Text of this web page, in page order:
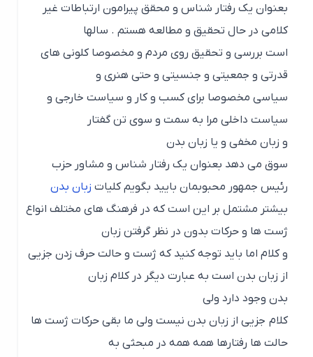
بعنوان یک رفتار شناس و محقق پیرامون ارتباطات غیر
کلامی در حال تحقیق و مطالعه هستم . سالها
است بررسی و تحقیق روی مردم و مخصوصا کلونی های
قدرتی و جمعیتی و جنسیتی و حتی هنری و
سیاسی مخصوصا برای کسب و کار و سیاست خارجی و
سیاست داخلی مرا به سمت و سوی تن گفتار
و زبان مخفی و یا زبان بدن
سوق می دهد بعنوان یک رفتار شناس و مشاور حزب
رئیس جمهور محبوبمان بایید بگویم کلیاتزبان بدن
بیشتر مشتمل بر این است که در فرهنگ های مختلف انواع
ژست ها و حرکات بدون در نظر گرفتن زبان
و کلام اما باید توجه کنید که ژست و حالت حرف زدن جزیی
از زبان بدن است به عبارت دیگر در کلام زبان
بدن وجود دارد ولی
کلام جزیی از زبان بدن نیست ولی ما بقی حرکات ژست ها
حالت ها رفتارها همه همه در مبحثی به